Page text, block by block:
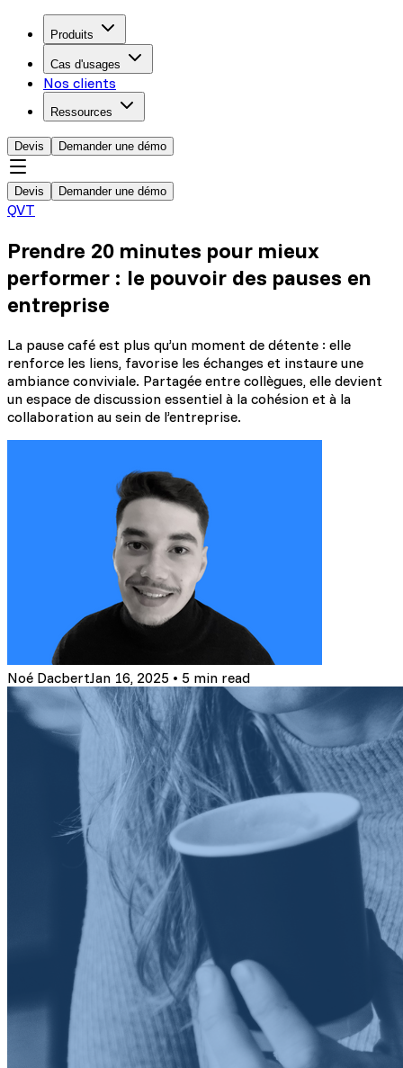
Produits
Cas d'usages
Nos clients
Ressources
Devis Demander une démo
Devis Demander une démo
QVT
Prendre 20 minutes pour mieux
performer : le pouvoir des pauses en
entreprise
La pause café est plus qu’un moment de détente : elle
renforce les liens, favorise les échanges et instaure une
ambiance conviviale. Partagée entre collègues, elle devient
un espace de discussion essentiel à la cohésion et à la
collaboration au sein de l’entreprise.
Noé DacbertJan 16, 2025 • 5 min read